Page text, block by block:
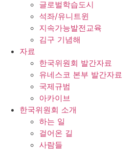
글로벌학습도시
석좌/유니트윈
지속가능발전교육
김구 기념해
자료
한국위원회 발간자료
유네스코 본부 발간자료
국제규범
아카이브
한국위원회 소개
하는 일
걸어온 길
사람들